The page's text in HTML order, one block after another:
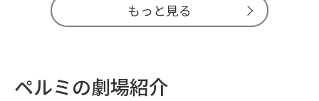
もっと見る
ペルミの劇場紹介